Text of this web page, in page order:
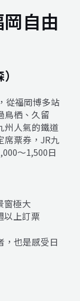
自由
從福岡博多站
鳥栖、久留
州人氣的鐵道
席票券，JR九
～1,500日
窗極大
以上訂票
，也是感受日